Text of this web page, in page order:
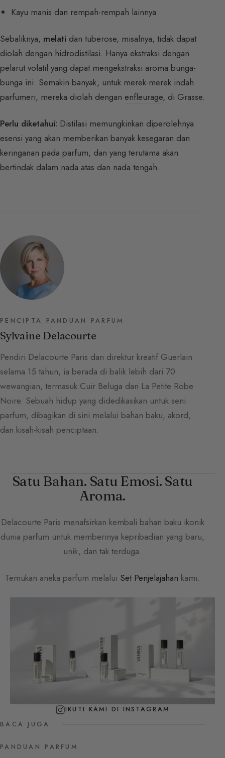
Kayu manis dan rempah-rempah lainnya
Sebaliknya, melati dan tuberose, misalnya, tidak dapat
diolah dengan hidrodistilasi. Hanya ekstraksi dengan
pelarut volatil yang dapat mengekstraksi aroma bunga-
bunga ini. Semakin banyak, untuk merek-merek indah
parfumeri, mereka diolah dengan enfleurage, di Grasse.
Perlu diketahui: Distilasi memungkinkan diperolehnya
esensi yang akan memberikan banyak kesegaran dan
keringanan pada parfum, dan yang terutama akan
bertindak dalam nada atas dan nada tengah.
PENCIPTA PANDUAN PARFUM
Sylvaine Delacourte
Pendiri Delacourte Paris dan direktur kreatif Guerlain
selama 15 tahun, ia berada di balik lebih dari 70
wewangian, termasuk Cuir Beluga dan La Petite Robe
Noire. Sebuah hidup yang didedikasikan untuk seni
parfum, dibagikan di sini melalui bahan baku, akord,
dan kisah-kisah penciptaan.
Satu Bahan. Satu Emosi. Satu
Aroma.
Delacourte Paris menafsirkan kembali bahan baku ikonik
dunia parfum untuk memberinya kepribadian yang baru,
unik, dan tak terduga.
Temukan aneka parfum melalui Set Penjelajahan kami.
IKUTI KAMI DI INSTAGRAM
BACA JUGA
PANDUAN PARFUM